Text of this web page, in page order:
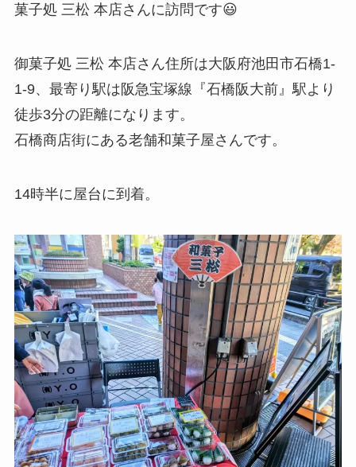
菓子処 三松 本店さんに訪問です😃
御菓子処 三松 本店さん住所は大阪府池田市石橋1-
1-9、最寄り駅は阪急宝塚線『石橋阪大前』駅より
徒歩3分の距離になります。
石橋商店街にある老舗和菓子屋さんです。
14時半に屋台に到着。